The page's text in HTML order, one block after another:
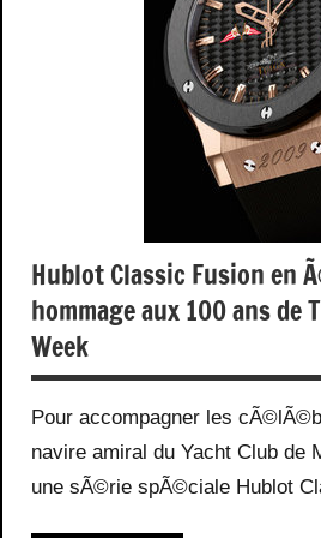
Hublot Classic Fusion en
hommage aux 100 ans de
Week
Pour accompagner les
navire amiral du Yacht Club de
une sÃ©rie spÃ©ciale Hublot